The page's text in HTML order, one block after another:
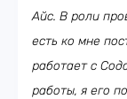
Айс. В роли
есть ко мне
работает с
работы, я его